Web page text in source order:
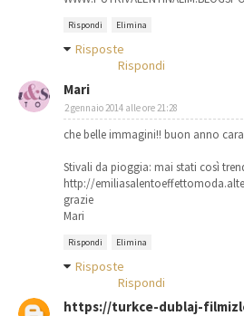
Rispondi Elimina
Risposte
Rispondi
Mari
2 gennaio 2014 alle ore 21:28
che belle immagini!! buon anno cara
Stivali da pioggia: mai stati così
http://
grazie
Mari
Rispondi Elimina
Risposte
Rispondi
https://turkce-dublaj-